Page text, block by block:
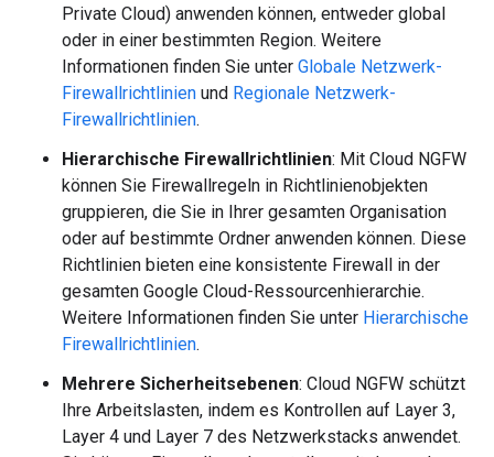
Private Cloud) anwenden können, entweder global
oder in einer bestimmten Region. Weitere
Informationen finden Sie unter Globale Netzwerk-
Firewallrichtlinien und Regionale Netzwerk-
Firewallrichtlinien.
Hierarchische Firewallrichtlinien: Mit Cloud NGFW
können Sie Firewallregeln in Richtlinienobjekten
gruppieren, die Sie in Ihrer gesamten Organisation
oder auf bestimmte Ordner anwenden können. Diese
Richtlinien bieten eine konsistente Firewall in der
gesamten Google Cloud-Ressourcenhierarchie.
Weitere Informationen finden Sie unter Hierarchische
Firewallrichtlinien.
Mehrere Sicherheitsebenen: Cloud NGFW schützt
Ihre Arbeitslasten, indem es Kontrollen auf Layer 3,
Layer 4 und Layer 7 des Netzwerkstacks anwendet.